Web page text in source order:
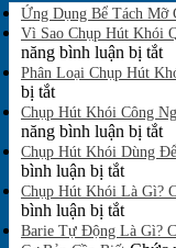
Ứng Dụng Bể Tách Mỡ
Vì Sao Chụp Hút Khói
năng bình luận bị tắtở
Phân Loại Chụp Hút
bị tắtở
Phân
Loại
Chụp
Hút
Khói
Phổ
Biến
Chụp Hút Khói Công
năng bình luận bị tắtở
Chụp Hút Khói Dùng
bình luận bị tắtở
Chụp
Hút
Khói
Chụp Hút Khói Là Gì?
bình luận bị tắtở
Chụp
Barie Tự Động Là Gì?